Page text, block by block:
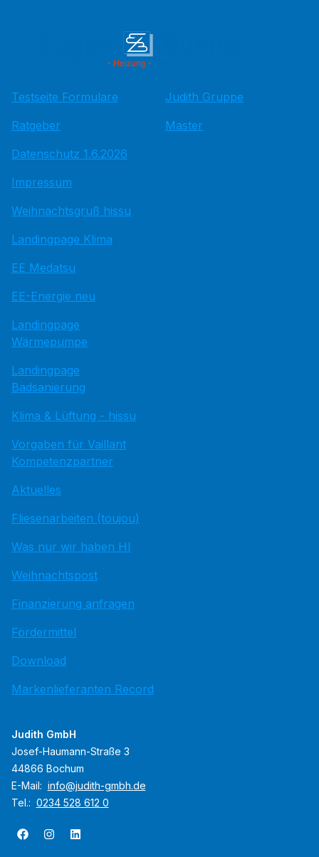
Testseite Formulare
Ratgeber
Datenschutz 1.6.2026
Impressum
Weihnachtsgruß hissu
Landingpage Klima
EE Medatsu
EE-Energie neu
Landingpage
Wärmepumpe
Landingpage
Badsanierung
Klima & Lüftung - hissu
Vorgaben für Vaillant
Kompetenzpartner
Aktuelles
Fliesenarbeiten (toujou)
Was nur wir haben HI
Weihnachtspost
Finanzierung anfragen
Fördermittel
Download
Markenlieferanten Record
Judith Gruppe
Master
Judith GmbH
Josef-Haumann-Straße 3
44866 Bochum
E-Mail: info@judith-gmbh.de
Tel.: 0234 528 612 0